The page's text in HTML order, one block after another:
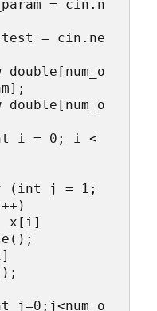
= cin.n
= cin.ne
0; i <
= 1;